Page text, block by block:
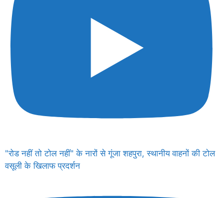
"रोड नहीं तो टोल नहीं" के नारों से गूंजा शहपुरा, स्थानीय वाहनों की टोल
वसूली के खिलाफ प्रदर्शन